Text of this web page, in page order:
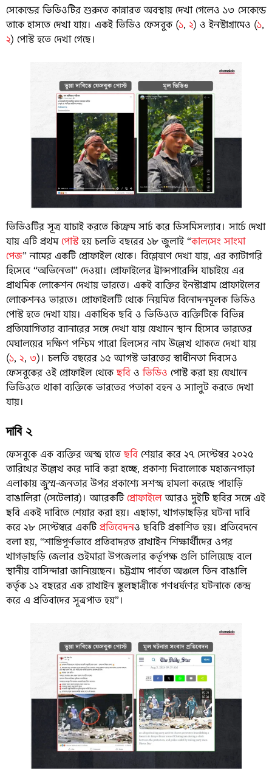
সেকেন্ডের ভিডিওটির শুরুতে কান্নারত অবস্থায় দেখা গেলেও ১৩ সেকেন্ডে
তাকে হাসতে দেখা যায়। একই ভিডিও ফেসবুক (১, ২) ও ইনস্টাগ্রামেও (১,
২) পোস্ট হতে দেখা গেছে।
ভিডিওটির সূত্র যাচাই করতে কিফ্রেম সার্চ করে ডিসমিসল্যাব। সার্চে দেখা
যায় এটি প্রথমপোস্টহয় চলতি বছরের ১৮ জুলাই “কালসেং সাংমা
পেজ” নামের একটি প্রোফাইল থেকে। বিশ্লেষণে দেখা যায়, এর ক্যাটাগরি
হিসেবে “অভিনেতা” দেওয়া। প্রোফাইলের ট্রান্সপারেন্সি যাচাইয়ে এর
প্রাথমিক লোকেশন দেখায় ভারতে। একই ব্যক্তির ইনস্টাগ্রাম প্রোফাইলের
লোকেশনও ভারতে। প্রোফাইলটি থেকে নিয়মিত বিনোদনমূলক ভিডিও
পোস্ট হতে দেখা যায়। একাধিক ছবি ও ভিডিওতে ব্যক্তিটিকে বিভিন্ন
প্রতিযোগিতার ব্যানারের সঙ্গে দেখা যায় যেখানে স্থান হিসেবে ভারতের
মেঘালয়ের দক্ষিণ পশ্চিম গারো হিলসের নাম উল্লেখ থাকতে দেখা যায়
(১, ২, ৩)। চলতি বছরের ১৫ আগস্ট ভারতের স্বাধীনতা দিবসেও
ফেসবুকের ওই প্রোফাইল থেকেছবি ওভিডিও পোস্ট করা হয় যেখানে
ভিডিওতে থাকা ব্যক্তিকে ভারতের পতাকা বহন ও স্যালুট করতে দেখা
যায়।
দাবি ২
ফেসবুকে এক ব্যক্তির অস্ত্র হাতেছবি শেয়ার করে ২৭ সেপ্টেম্বর ২০২৫
তারিখের উল্লেখ করে দাবি করা হচ্ছে, প্রকাশ্য দিবালোকে মহাজনপাড়া
এলাকায় জুম্ম-জনতার উপর প্রকাশ্যে সশস্ত্র হামলা করেছে পাহাড়ি
বাঙালিরা (সেটেলার)। আরেকটিপ্রোফাইলেআরও দুইটি ছবির সঙ্গে এই
ছবি একই দাবিতে শেয়ার করা হয়। এছাড়া, খাগড়াছড়ির ঘটনা দাবি
করে ২৮ সেপ্টেম্বরে একটিপ্রতিবেদনও ছবিটি প্রকাশিত হয়। প্রতিবেদনে
বলা হয়, “শান্তিপূর্ণভাবে প্রতিবাদরত রাখাইন শিক্ষার্থীদের ওপর
খাগড়াছড়ি জেলার গুইমারা উপজেলার কর্তৃপক্ষ গুলি চালিয়েছে বলে
স্থানীয় বাসিন্দারা জানিয়েছেন। চট্টগ্রাম পার্বত্য অঞ্চলে তিন বাঙালি
কর্তৃক ১২ বছরের এক রাখাইন স্কুলছাত্রীকে গণধর্ষণের ঘটনাকে কেন্দ্র
করে এ প্রতিবাদের সূত্রপাত হয়”।